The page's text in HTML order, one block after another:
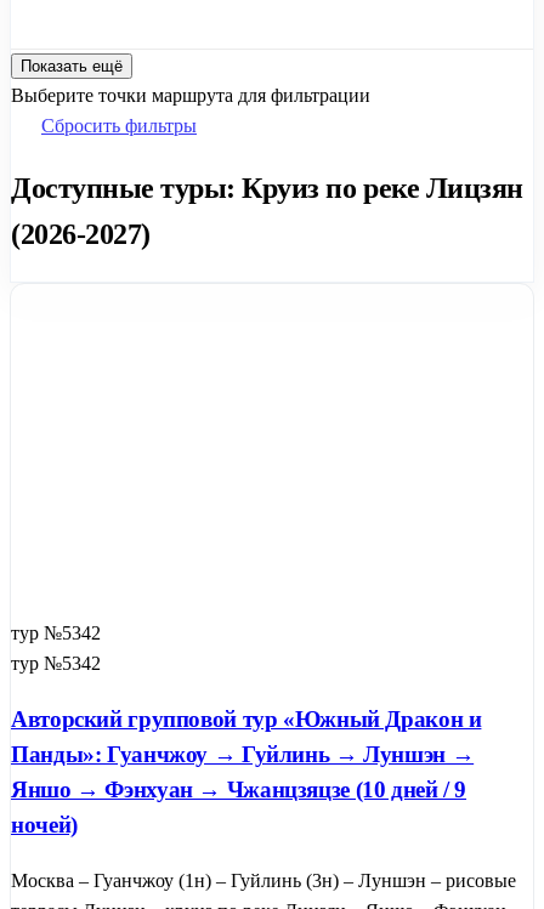
Показать ещё
Выберите точки маршрута для фильтрации
Сбросить фильтры
Доступные туры: Круиз по реке Лицзян
(2026-2027)
тур №5342
тур №5342
Авторский групповой тур «Южный Дракон и
Панды»: Гуанчжоу → Гуйлинь → Луншэн →
Яншо → Фэнхуан → Чжанцзяцзе (10 дней / 9
ночей)
Москва – Гуанчжоу (1н) – Гуйлинь (3н) – Луншэн – рисовые